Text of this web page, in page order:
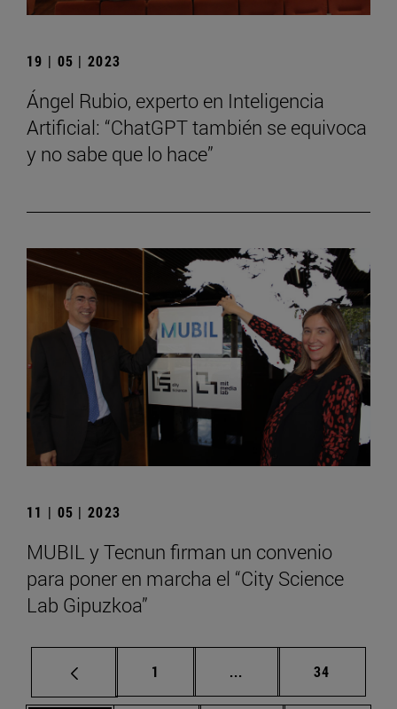
19 | 05 | 2023
Ángel Rubio, experto en Inteligencia
Artificial: “ChatGPT también se equivoca
y no sabe que lo hace”
11 | 05 | 2023
MUBIL y Tecnun firman un convenio
para poner en marcha el “City Science
Lab Gipuzkoa”
Página
1 ... Páginas intermedias
Página
34